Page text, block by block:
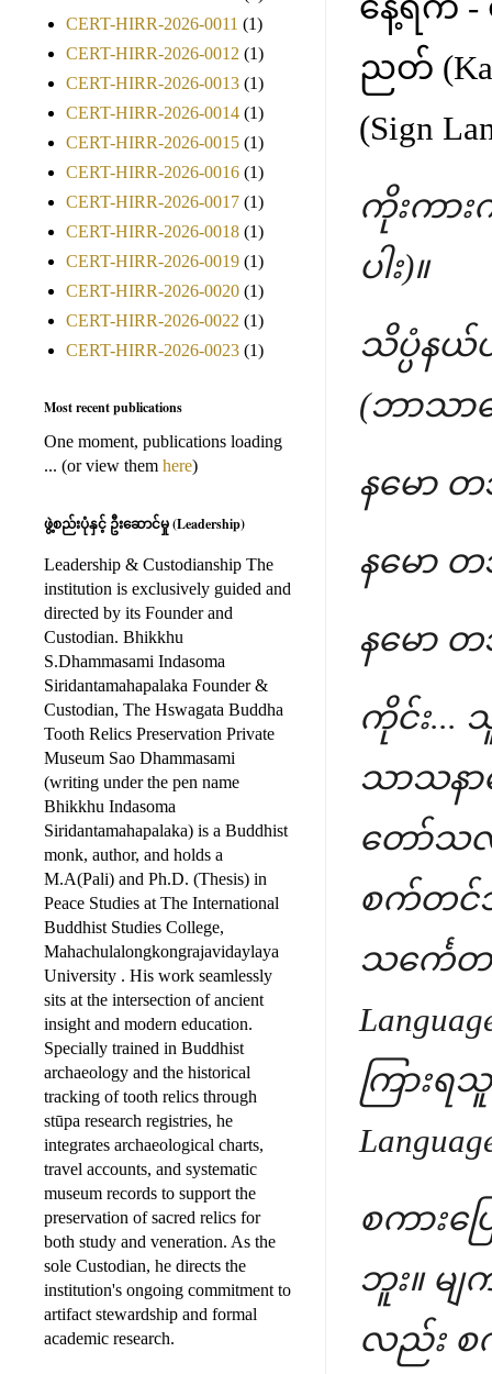
နေ့ရက် -
ညတ်
(Sign
ကိုးကား
ပါး)။
သိပ္ပံနယ်ပ
(ဘာသာ
နမော
နမော
နမော
ကိုင်း...
သာသနာ
တော်သ
စက်တင်
သင်္ကေတ
ကြားရသူ
စကား
ဘူး။ မ
လည်း စ
CERT-HIRR-2026-0011 (1)
CERT-HIRR-2026-0012 (1)
CERT-HIRR-2026-0013 (1)
CERT-HIRR-2026-0014 (1)
CERT-HIRR-2026-0015 (1)
CERT-HIRR-2026-0016 (1)
CERT-HIRR-2026-0017 (1)
CERT-HIRR-2026-0018 (1)
CERT-HIRR-2026-0019 (1)
CERT-HIRR-2026-0020 (1)
CERT-HIRR-2026-0022 (1)
CERT-HIRR-2026-0023 (1)
Most recent publications
One moment, publications loading
... (or view them here)
ဖွဲ့စည်းပုံနှင့် ဦးဆောင်မှု (Leadership)
Leadership & Custodianship The
institution is exclusively guided and
directed by its Founder and
Custodian. Bhikkhu
S.Dhammasami Indasoma
Siridantamahapalaka Founder &
Custodian, The Hswagata Buddha
Tooth Relics Preservation Private
Museum Sao Dhammasami
(writing under the pen name
Bhikkhu Indasoma
Siridantamahapalaka) is a Buddhist
monk, author, and holds a
M.A(Pali) and Ph.D. (Thesis) in
Peace Studies at The International
Buddhist Studies College,
Mahachulalongkongrajavidaylaya
University . His work seamlessly
sits at the intersection of ancient
insight and modern education.
Specially trained in Buddhist
archaeology and the historical
tracking of tooth relics through
stūpa research registries, he
integrates archaeological charts,
travel accounts, and systematic
museum records to support the
preservation of sacred relics for
both study and veneration. As the
sole Custodian, he directs the
institution's ongoing commitment to
artifact stewardship and formal
academic research.